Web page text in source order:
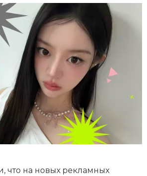
что на новых рекламных